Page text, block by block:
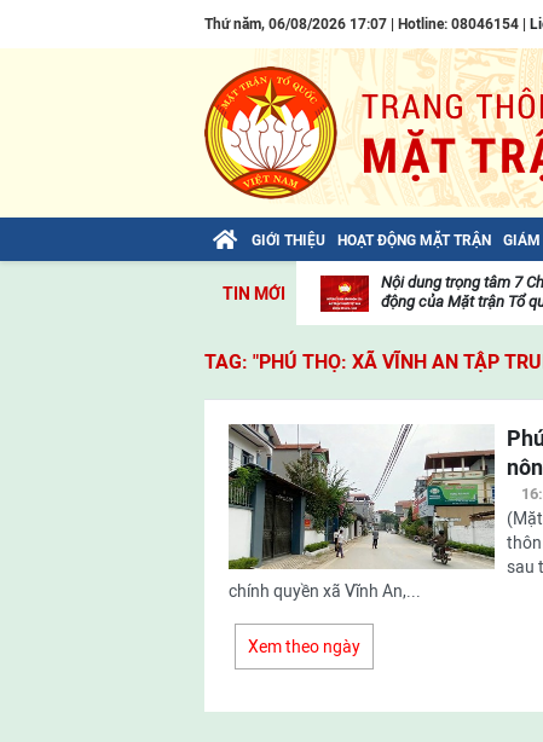
Thứ năm, 06/08/2026 17:07 | Hotline: 08046154 |
GIỚI THIỆU HOẠT ĐỘNG MẶT TRẬN GIÁM
TIN MỚI
Bài viết của Tổng Bí thư Tô Lâm: TIẾN
viện
Nội dung trọng tâm 7
động của Mặt trận Tổ
TAG: "PHÚ THỌ: XÃ VĨNH AN TẬP
thôn
sau
chính quyền xã Vĩnh An,...
Xem theo ngày